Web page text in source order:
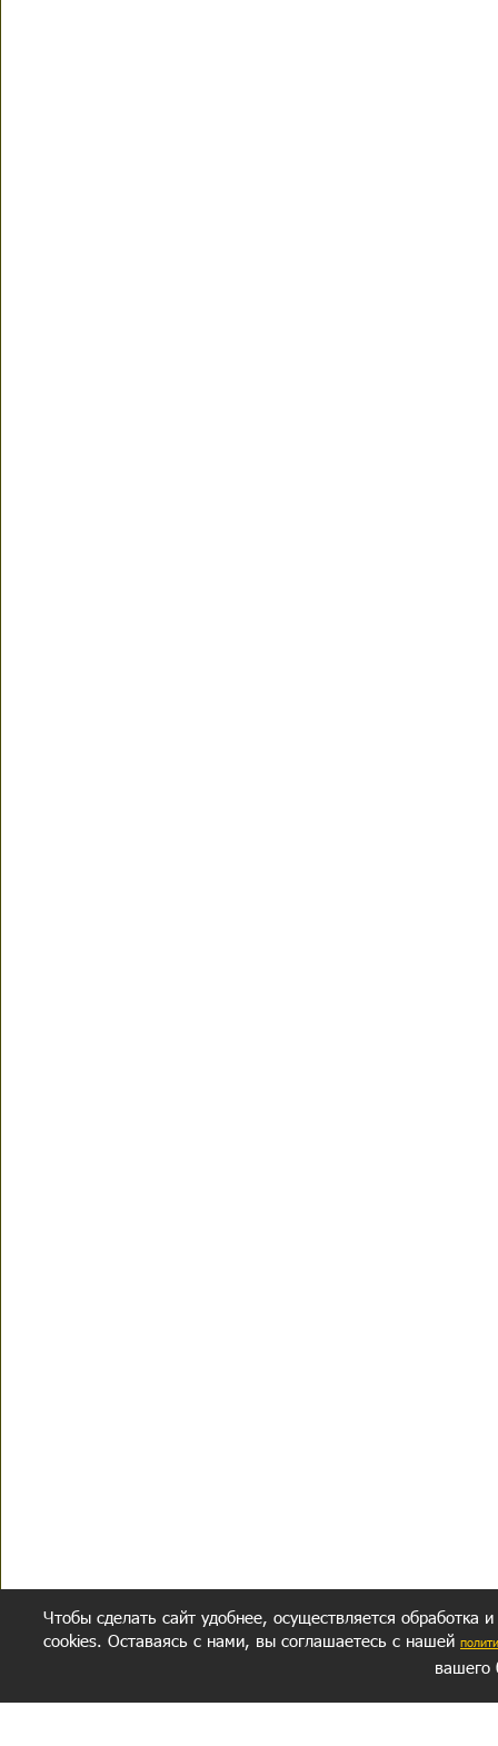
Чтобы сделать сайт удобнее, осуществляется обработка
cookies. Оставаясь с нами, вы соглашаетесь с нашей
вашего